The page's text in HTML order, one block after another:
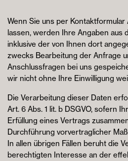
Wenn Sie uns per
lassen, werden Ihre Angaben aus
inklusive der von Ihnen dort
zwecks Bearbeitung der Anfrage
Anschlussfragen bei uns
wir nicht ohne Ihre Einwilligung
Die Verarbeitung dieser Daten
Art. 6 Abs. 1 lit. b DSGVO, sofern
Erfüllung eines Vertrags
Durchführung vorvertraglicher
In allen übrigen Fällen beruht die
berechtigten Interesse an der